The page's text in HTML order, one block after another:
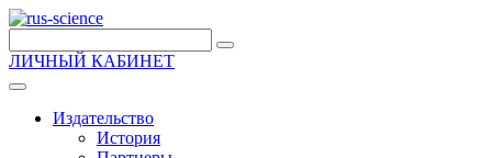
ЛИЧНЫЙ КАБИНЕТ
Издательство
История